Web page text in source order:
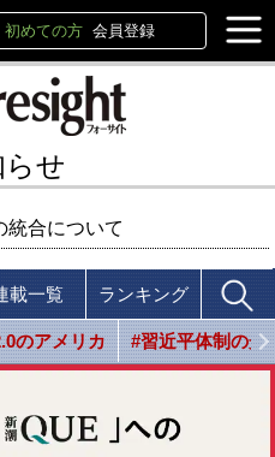
初めての方 会員登録
せ
統合について
載一覧 ランキング
のアメリカ #習近平体制の光